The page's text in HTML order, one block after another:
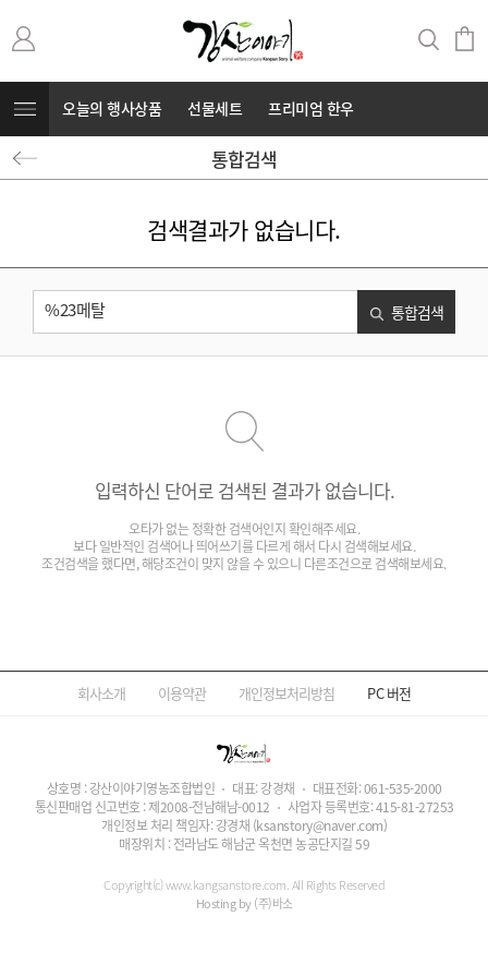
오늘의 행사상품 선물세트 프리미엄 한우
커뮤니티
통합검색
검색결과가 없습니다.
통합검색
입력하신 단어로 검색된 결과가 없습니다.
오타가 없는 정확한 검색어인지 확인해주세요.
보다 일반적인 검색어나 띄어쓰기를 다르게 해서 다시 검색해보세요.
조건검색을 했다면, 해당조건이 맞지 않을 수 있으니 다른조건으로 검색해보세요.
회사소개 이용약관 개인정보처리방침 PC버전
상호명 : 강산이야기영농조합법인 대표: 강경채 대표전화:061-535-2000
통신판매업 신고번호 : 제2008-전남해남-0012
사업자 등록번호:415-81-27253
개인정보 처리 책임자: 강경채 (ksanstory@naver.com)
매장위치 : 전라남도 해남군 옥천면 농공단지길 59
Copyright(c) www.kangsanstore.com. All Rights Reserved
Hosting by (주)바소